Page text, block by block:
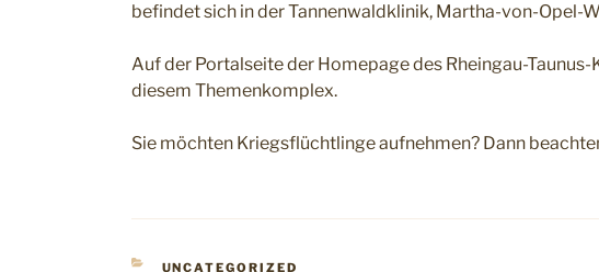
befindet sich in der Tannenwaldklinik, Martha-von-Opel-
Auf der Portalseite der Homepage des Rheingau-Taunus-
diesem Themenkomplex.
Sie möchten Kriegsflüchtlinge aufnehmen? Dann
KATEGORIEN
UNCATEGORIZED